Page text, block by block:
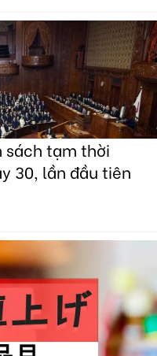
sách tạm thời
30, lần đầu tiên